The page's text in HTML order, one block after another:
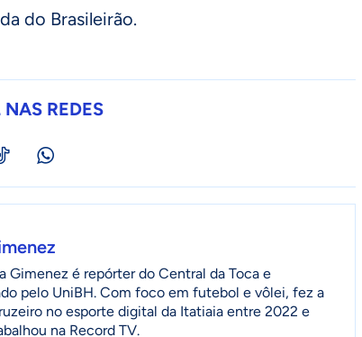
do Brasileirão.
REDES
Gimenez é repórter do Central da Toca e
pelo UniBH. Com foco em futebol e vôlei, fez a
no esporte digital da Itatiaia entre 2022 e
na Record TV.